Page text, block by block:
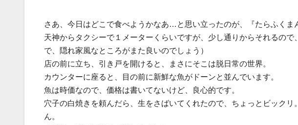
さあ、今日はどこで食べようかなあ…と思い立ったのが、『たらふくま
天神からタクシーで１メーターくらいですが、少し通りからそれるの
で、隠れ家風なところがまた良いのでしょう）
店の前に立ち、引き戸を開けると、まさにそこは脱日常の世界。
カウンターに座ると、目の前に新鮮な魚がドーンと並んでいます。
魚は時価なので、価格は書いてないけど、良心的です。
穴子の白焼きを頼んだら、生をさばいてくれたので、ちょっとビック
ん。